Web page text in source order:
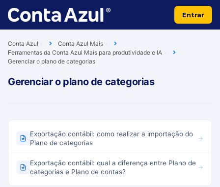
Entrar
Conta Azul
Conta Azul Mais
Ferramentas da Conta Azul Mais para produtividade e IA
Gerenciar o plano de categorias
Gerenciar o plano de categorias
Exportação contábil: como realizar a importação do
Plano de categorias
Exportação contábil: qual a diferença entre Plano de
categorias e Plano de contas?